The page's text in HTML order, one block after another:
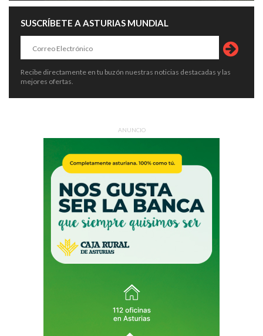
SUSCRÍBETE A ASTURIAS MUNDIAL
Recibe directamente en tu buzón nuestras noticias destacadas y las
mejores ofertas.
ANUNCIO